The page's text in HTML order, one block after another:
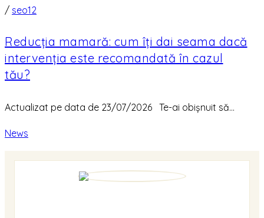
/ seo12
Reducția mamară: cum îți dai seama dacă
intervenția este recomandată în cazul
tău?
Actualizat pe data de 23/07/2026 Te-ai obișnuit să...
News